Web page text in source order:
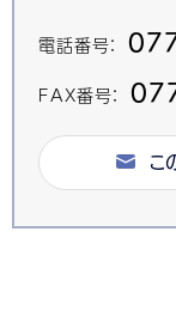
電話番号：
FAX番号：
こ